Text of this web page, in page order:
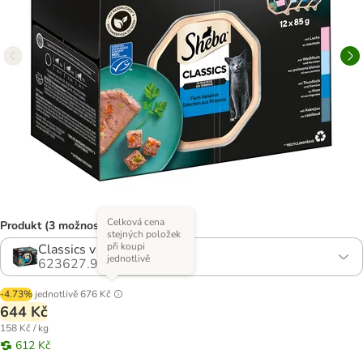
Produkt (3 možností)
Classics v paštice
623627.9
-4.73% jednotlivě676 Kč
Celková cena
stejných položek
při koupi
jednotlivě
644 Kč
158 Kč / kg
612 Kč